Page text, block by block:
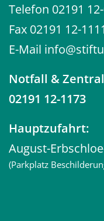
Telefon 02191
Fax 02191 12-1111
E-Mail
Notfall &
02191 12-1173
Hauptzufahrt:
August-
(Parkplatz